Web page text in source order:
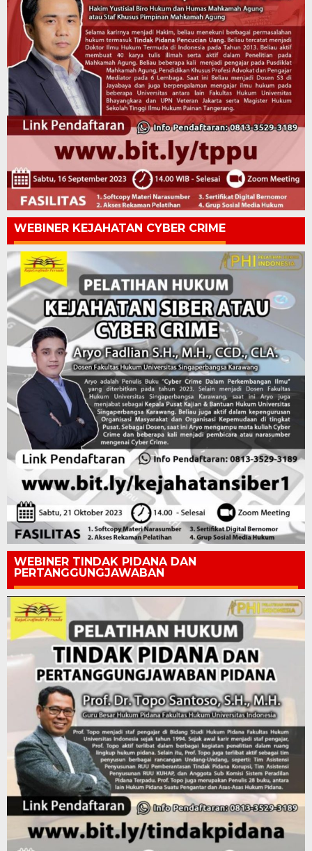
WEBINER KEJAHATAN CYBER CRIME
WEBINER TINDAK PIDANA DAN
PERTANGGUNGJAWABAN